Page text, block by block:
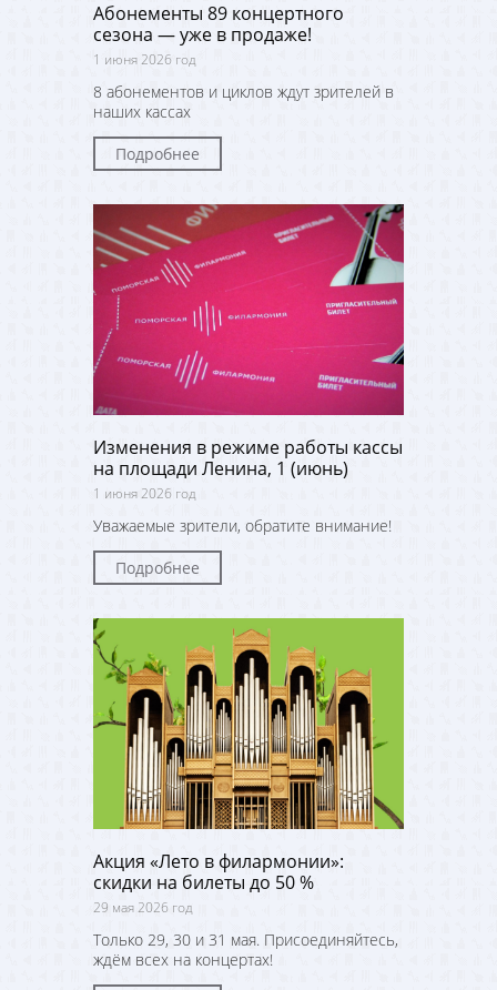
Абонементы 89 концертного
сезона — уже в продаже!
1 июня 2026 год
8 абонементов и циклов ждут зрителей в
наших кассах
Подробнее
Изменения в режиме работы кассы
на площади Ленина, 1 (июнь)
1 июня 2026 год
Уважаемые зрители, обратите внимание!
Подробнее
Акция «Лето в филармонии»:
скидки на билеты до 50 %
29 мая 2026 год
Только 29, 30 и 31 мая. Присоединяйтесь,
ждём всех на концертах!